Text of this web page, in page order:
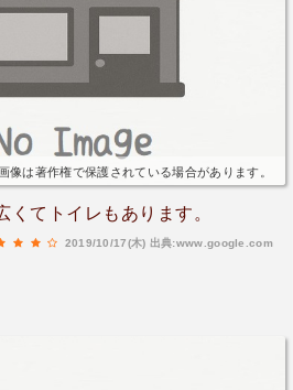
像は著作権で保護されている場合があります。
くてトイレもあります。
2019/10/17(木) 出典:www.google.com